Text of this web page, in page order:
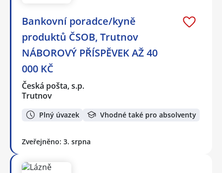
Bankovní poradce/kyně
produktů ČSOB, Trutnov
NÁBOROVÝ PŘÍSPĚVEK AŽ 40
000 KČ
Česká pošta, s.p.
Trutnov
Plný úvazek Vhodné také pro absolventy
Zveřejněno: 3. srpna